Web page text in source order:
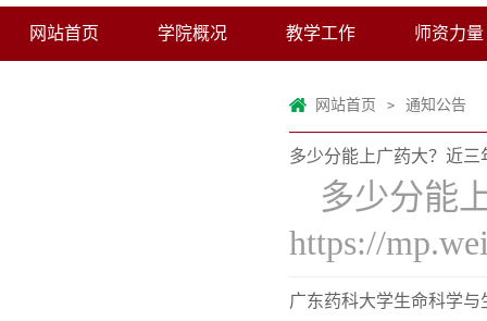
网站首页 学院概况 教学工作 师资力量
网站首页 > 通知公告
多少分能上广药大？近
多少分能
https://
广东药科大学生命科学与